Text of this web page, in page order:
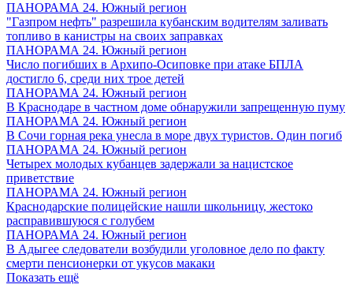
ПАНОРАМА 24. Южный регион
"Газпром нефть" разрешила кубанским водителям заливать
топливо в канистры на своих заправках
ПАНОРАМА 24. Южный регион
Число погибших в Архипо-Осиповке при атаке БПЛА
достигло 6, среди них трое детей
ПАНОРАМА 24. Южный регион
В Краснодаре в частном доме обнаружили запрещенную пуму
ПАНОРАМА 24. Южный регион
В Сочи горная река унесла в море двух туристов. Один погиб
ПАНОРАМА 24. Южный регион
Четырех молодых кубанцев задержали за нацистское
приветствие
ПАНОРАМА 24. Южный регион
Краснодарские полицейские нашли школьницу, жестоко
расправившуюся с голубем
ПАНОРАМА 24. Южный регион
В Адыгее следователи возбудили уголовное дело по факту
смерти пенсионерки от укусов макаки
Показать ещё